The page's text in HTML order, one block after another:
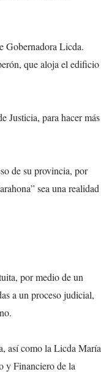
Gobernadora Licda.
que aloja el edificio
Justicia, para hacer más
de su provincia, por
sea una realidad
por medio de un
a un proceso judicial,
así como la Licda María
y Financiero de la